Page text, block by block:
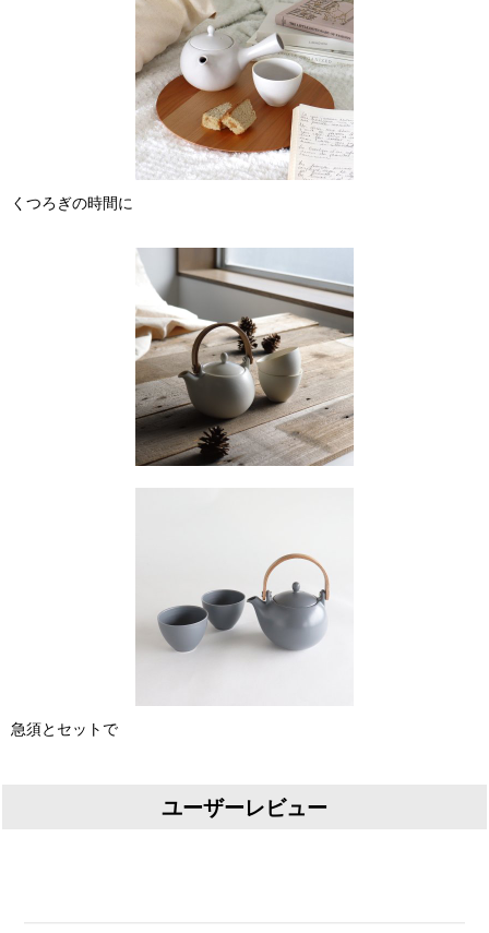
くつろぎの時間に
急須とセットで
ユーザーレビュー